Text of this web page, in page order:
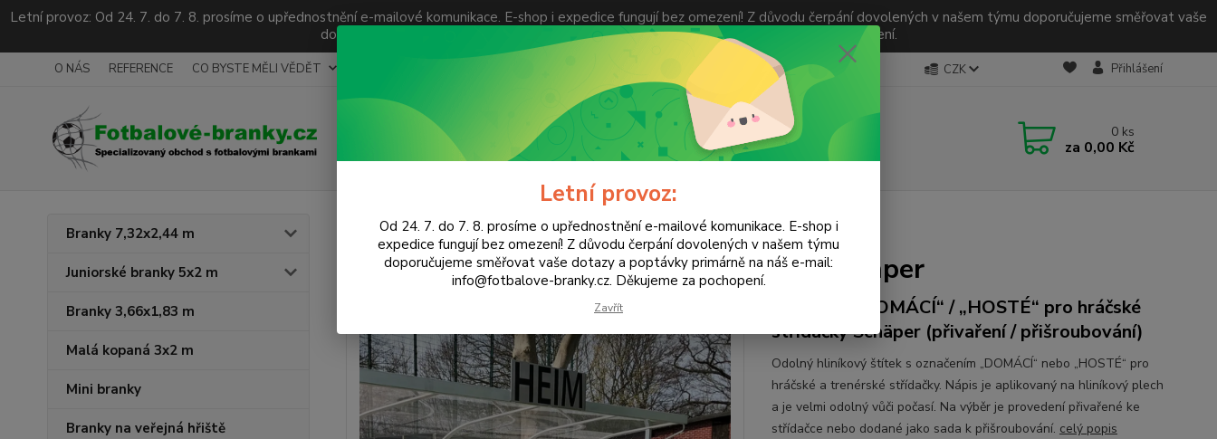
Letní provoz: Od 24. 7. do 7. 8. prosíme o upřednostnění e-mailové komunikace. E-shop i expedice fungují bez omezení! Z důvodu čerpání dovolených v našem týmu doporučujeme směřovat vaše
dotazy a poptávky primárně na náš e-mail info@fotbalove-branky.cz. Děkujeme za pochopení.
O NÁS REFERENCE CO BYSTE MĚLI VĚDĚT CZK Přihlášení
Hledat 0 ks
za 0,00 Kč
Branky 7,32x2,44 m
Juniorské branky 5x2 m
Branky 3,66x1,83 m
Malá kopaná 3x2 m
Mini branky
Branky na veřejná hřiště
Střídačky Štítek DOMÁCÍ/HOSTÉ pro střídačky Schäper
Štítek DOMÁCÍ/HOSTÉ pro střídačky Schäper
Označení „DOMÁCÍ“ / „HOSTÉ“ pro hráčské
střídačky Schäper (přivaření / přišroubování)
Odolný hliníkový štítek s označením „DOMÁCÍ“ nebo „HOSTÉ“ pro
hráčské a trenérské střídačky. Nápis je aplikovaný na hliníkový plech
a je velmi odolný vůči počasí. Na výběr je provedení přivařené ke
střídačce nebo dodané jako sada k přišroubování. celý popis
Letní provoz:
Od 24. 7. do 7. 8. prosíme o upřednostnění e-mailové komunikace. E-shop i
expedice fungují bez omezení! Z důvodu čerpání dovolených v našem týmu
doporučujeme směřovat vaše dotazy a poptávky primárně na náš e-mail:
info@fotbalove-branky.cz. Děkujeme za pochopení.
Zavřít